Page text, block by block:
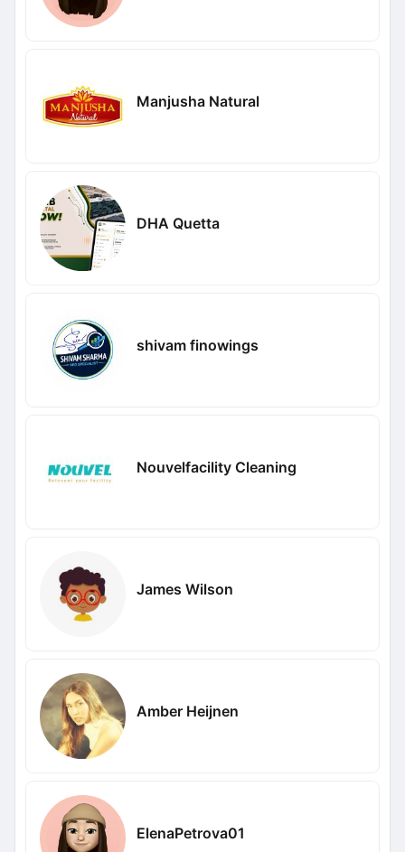
Manjusha Natural
DHA Quetta
shivam finowings
Nouvelfacility Cleaning
James Wilson
Amber Heijnen
ElenaPetrova01